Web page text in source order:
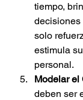
tiempo,
decisiones
solo
estimula
personal.
Modelar el
deben ser